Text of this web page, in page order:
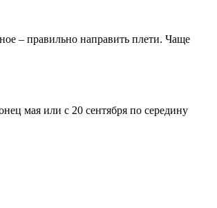
– правильно направить плети. Чаще
мая или с 20 сентября по середину